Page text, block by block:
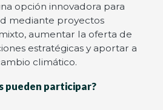
opción innovadora para
mediante proyectos
aumentar la oferta de
estratégicas y aportar a
climático.
pueden participar?